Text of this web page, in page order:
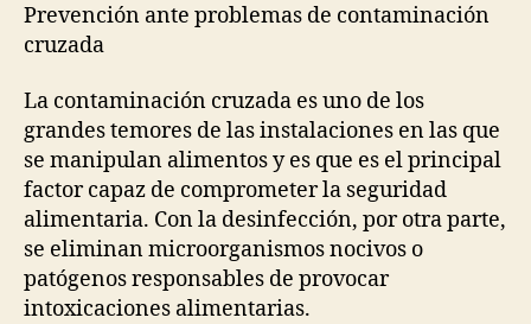
Prevención ante problemas de contaminación
cruzada
La contaminación cruzada es uno de los
grandes temores de las instalaciones en las que
se manipulan alimentos y es que es el principal
factor capaz de comprometer la seguridad
alimentaria. Con la desinfección, por otra parte,
se eliminan microorganismos nocivos o
patógenos responsables de provocar
intoxicaciones alimentarias.